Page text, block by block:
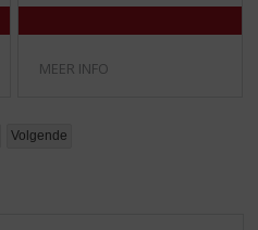
MEER INFO
Volgende